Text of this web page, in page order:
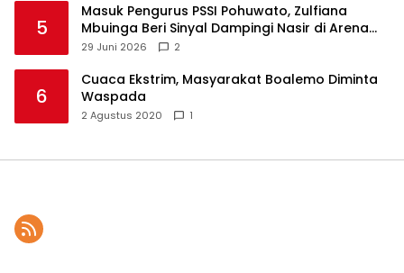
5
Masuk Pengurus PSSI Pohuwato, Zulfiana
Mbuinga Beri Sinyal Dampingi Nasir di Arena
Politik ?
29 Juni 2026 2
6
Cuaca Ekstrim, Masyarakat Boalemo Diminta
Waspada
2 Agustus 2020 1